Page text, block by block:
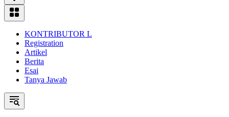
KONTRIBUTOR L
Registration
Artikel
Berita
Esai
Tanya Jawab